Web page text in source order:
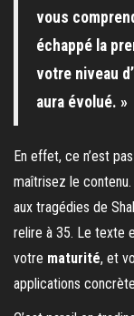
vous
échappé la
votre niveau
aura évolué. »
En effet, ce n’est
maîtrisez le
aux tragédies de
relire à 35. Le texte
votre maturité, et
applications